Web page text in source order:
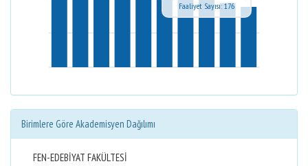
Faaliyet Sayısı: 176
Birimlere Göre Akademisyen Dağılımı
FEN-EDEBİYAT FAKÜLTESİ